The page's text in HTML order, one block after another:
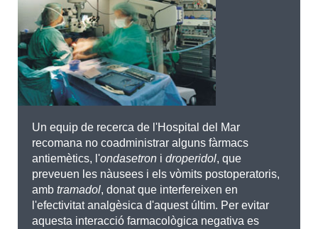
Un equip de recerca de l'Hospital del Mar
recomana no coadministrar alguns fàrmacs
antiemètics, l'ondasetron i droperidol, que
preveuen les nàusees i els vòmits postoperatoris,
amb tramadol, donat que interfereixen en
l'efectivitat analgèsica d'aquest últim. Per evitar
aquesta interacció farmacològica negativa es